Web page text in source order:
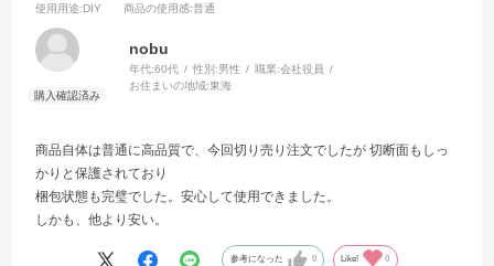
使用用途:DIY 商品の使用感:普通
nobu
年代:60代 性別:男性 職業:会社役員
お住まいの地域:東海
商品自体は普通に高品質で、今回切り売り注文でしたが 切断面もしっ
かりと保護されており
梱包状態も完璧でした。安心して使用できました。
しかも、他より安い。
参考になった 0 Like! 0